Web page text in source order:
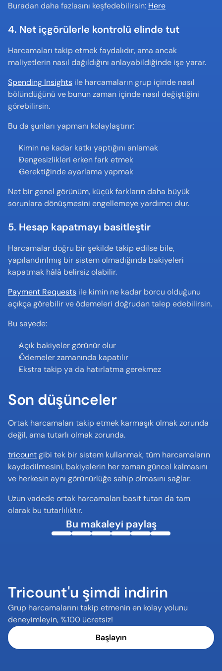
Buradan daha fazlasını keşfedebilirsin: Here
4. Net içgörülerle kontrolü elinde tut
Harcamaları takip etmek faydalıdır, ama ancak
maliyetlerin nasıl dağıldığını anlayabildiğinde işe yarar.
Spending Insights ile harcamaların grup içinde nasıl
bölündüğünü ve bunun zaman içinde nasıl değiştiğini
görebilirsin.
Bu da şunları yapmanı kolaylaştırır:
Kimin ne kadar katkı yaptığını anlamak
Dengesizlikleri erken fark etmek
Gerektiğinde ayarlama yapmak
Net bir genel görünüm, küçük farkların daha büyük
sorunlara dönüşmesini engellemeye yardımcı olur.
5. Hesap kapatmayı basitleştir
Harcamalar doğru bir şekilde takip edilse bile,
yapılandırılmış bir sistem olmadığında bakiyeleri
kapatmak hâlâ belirsiz olabilir.
Payment Requests ile kimin ne kadar borcu olduğunu
açıkça görebilir ve ödemeleri doğrudan talep edebilirsin.
Bu sayede:
Açık bakiyeler görünür olur
Ödemeler zamanında kapatılır
Ekstra takip ya da hatırlatma gerekmez
Son düşünceler
Ortak harcamaları takip etmek karmaşık olmak zorunda
değil, ama tutarlı olmak zorunda.
tricount gibi tek bir sistem kullanmak, tüm harcamaların
kaydedilmesini, bakiyelerin her zaman güncel kalmasını
ve herkesin aynı görünürlüğe sahip olmasını sağlar.
Uzun vadede ortak harcamaları basit tutan da tam
olarak bu tutarlılıktır.
Bu makaleyi paylaş
Tricount'u şimdi indirin
Grup harcamalarını takip etmenin en kolay yolunu
deneyimleyin, %100 ücretsiz!
Başlayın